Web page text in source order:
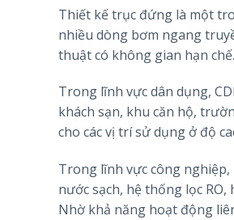
Thiết kế trục đứng là một
nhiều dòng bơm ngang
thuật có không gian hạn chế.
Trong lĩnh vực dân dụng,
khách sạn, khu căn hộ,
cho các vị trí sử dụng ở độ
Trong lĩnh vực công nghiệp,
nước sạch, hệ thống lọc
Nhờ khả năng hoạt động